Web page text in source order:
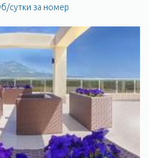
сутки за номер